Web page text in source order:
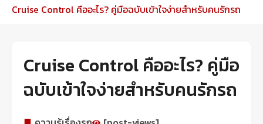
Cruise Control คืออะไร? คู่มือฉบับเข้าใจง่ายสำหรับคนรักรถ
Cruise Control คืออะไร? คู่มือ
ฉบับเข้าใจง่ายสำหรับคนรักรถ